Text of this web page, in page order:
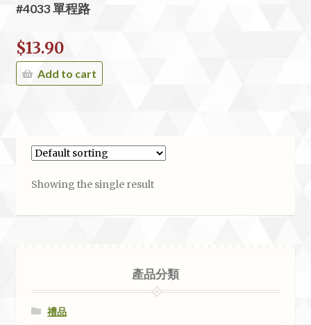
#4033 單程路
$13.90
Add to cart
Showing the single result
產品分類
禮品